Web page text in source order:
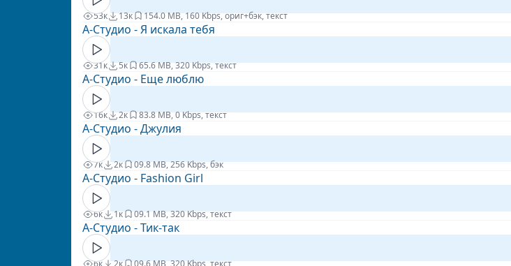
53к 13к 154.0 MB, 160 Kbps, ориг+бэк, текст
А-Студио - Я искала тебя
31к 5к 65.6 MB, 320 Kbps, текст
А-Студио - Еще люблю
16к 2к 83.8 MB, 0 Kbps, текст
А-Студио - Джулия
7к 2к 09.8 MB, 256 Kbps, бэк
А-Студио - Fashion Girl
6к 1к 09.1 MB, 320 Kbps, текст
А-Студио - Тик-так
6к 2к 09.6 MB, 320 Kbps, текст